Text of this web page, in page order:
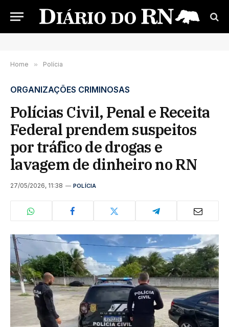
Home » Polícia
ORGANIZAÇÕES CRIMINOSAS
Polícias Civil, Penal e Receita
Federal prendem suspeitos
por tráfico de drogas e
lavagem de dinheiro no RN
27/05/2026, 11:38 POLÍCIA